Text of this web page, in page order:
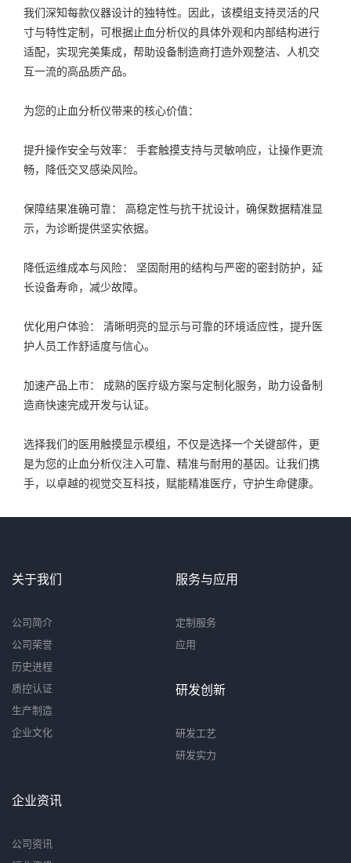
我们深知每款仪器设计的独特性。因此，该模组支持灵活的尺
寸与特性定制，可根据止血分析仪的具体外观和内部结构进行
适配，实现完美集成，帮助设备制造商打造外观整洁、人机交
互一流的高品质产品。
为您的止血分析仪带来的核心价值：
提升操作安全与效率： 手套触摸支持与灵敏响应，让操作更流
畅，降低交叉感染风险。
保障结果准确可靠： 高稳定性与抗干扰设计，确保数据精准显
示，为诊断提供坚实依据。
降低运维成本与风险： 坚固耐用的结构与严密的密封防护，延
长设备寿命，减少故障。
优化用户体验： 清晰明亮的显示与可靠的环境适应性，提升医
护人员工作舒适度与信心。
加速产品上市： 成熟的医疗级方案与定制化服务，助力设备制
造商快速完成开发与认证。
选择我们的医用触摸显示模组，不仅是选择一个关键部件，更
是为您的止血分析仪注入可靠、精准与耐用的基因。让我们携
手，以卓越的视觉交互科技，赋能精准医疗，守护生命健康。
关于我们
公司简介
公司荣誉
历史进程
质控认证
生产制造
企业文化
服务与应用
定制服务
应用
研发创新
研发工艺
研发实力
企业资讯
公司资讯